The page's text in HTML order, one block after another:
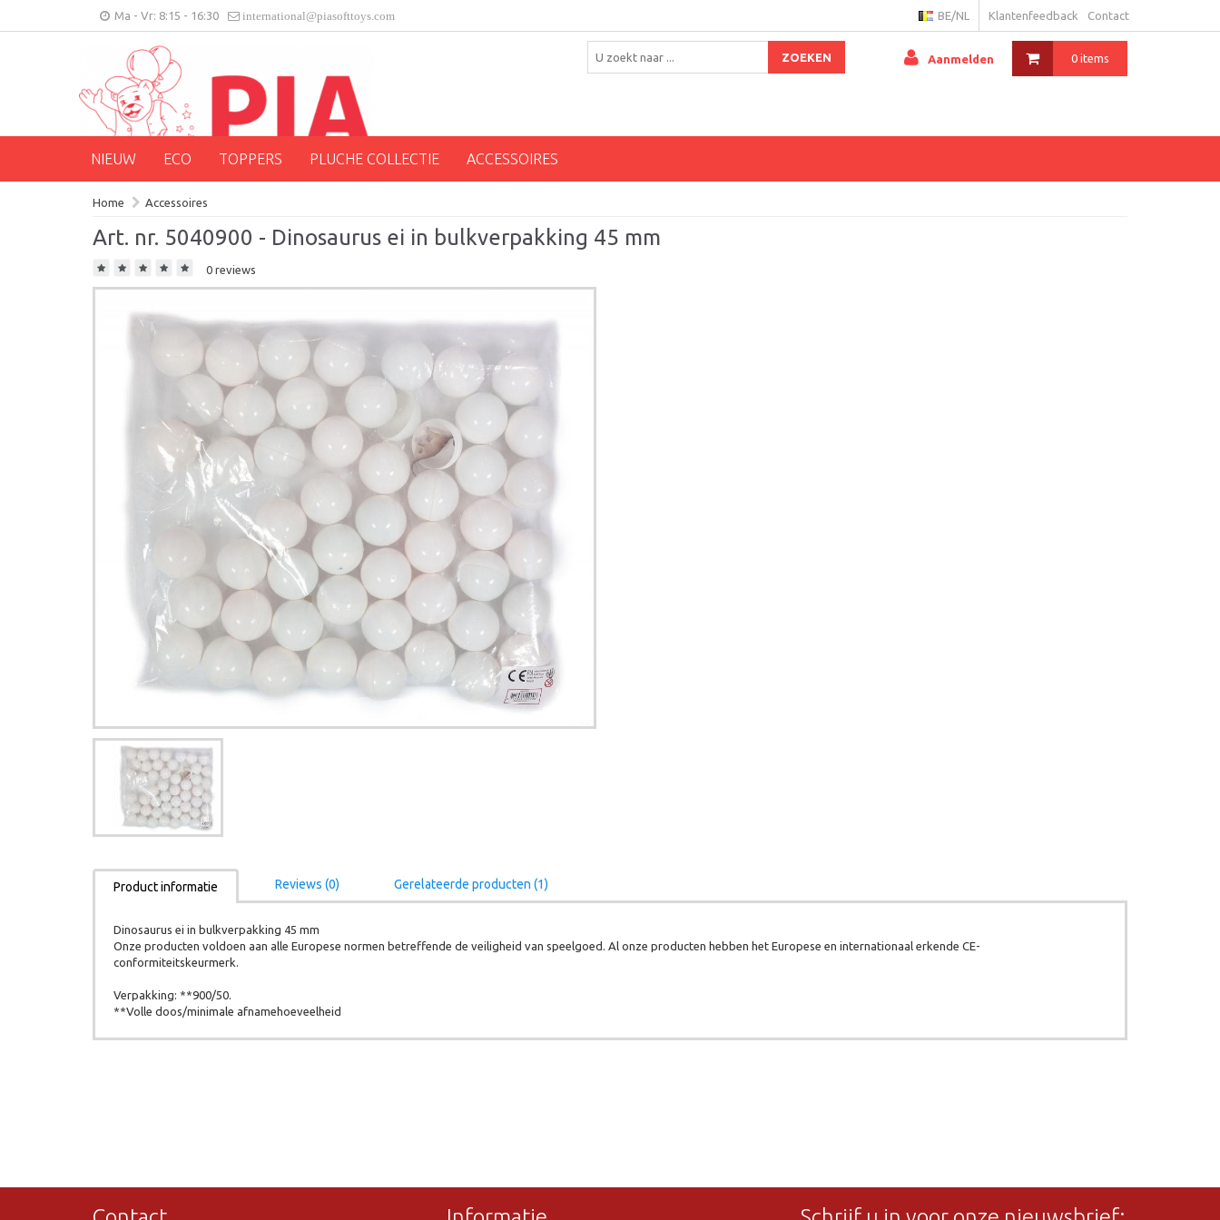
Ma - Vr: 8:15 - 16:30 international@piasofttoys.com Klantenfeedback Contact
BE/NL
0 items
Aanmelden
ZOEKEN
NIEUW ECO TOPPERS PLUCHE COLLECTIE ACCESSOIRES
Home Accessoires
Art. nr. 5040900 - Dinosaurus ei in bulkverpakking 45 mm
0 reviews
Product informatie Reviews (0) Gerelateerde producten (1)
Dinosaurus ei in bulkverpakking 45 mm
Onze producten voldoen aan alle Europese normen betreffende de veiligheid van speelgoed. Al onze producten hebben het Europese en internationaal erkende CE-
conformiteitskeurmerk.
Verpakking: **900/50.
**Volle doos/minimale afnamehoeveelheid